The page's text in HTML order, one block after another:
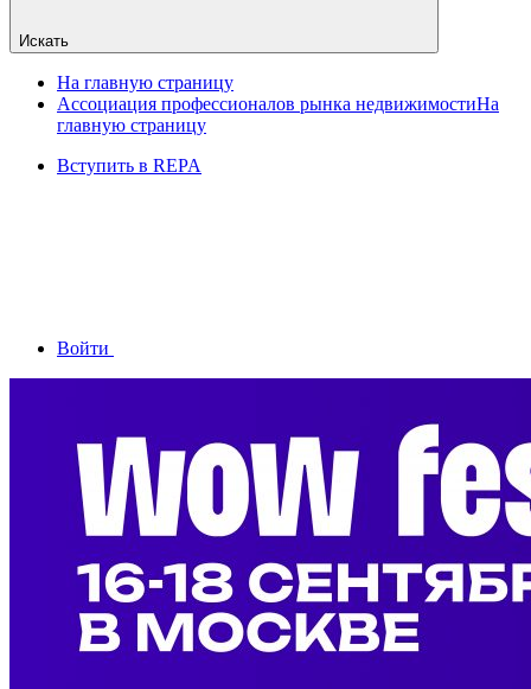
Искать
На главную страницу
Ассоциация профессионалов рынка недвижимостиНа
главную страницу
Вступить в REPA
Войти